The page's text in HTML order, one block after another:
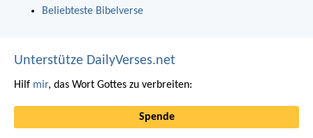
Beliebteste Bibelverse
Unterstütze DailyVerses.net
Hilf mir, das Wort Gottes zu verbreiten:
Spende